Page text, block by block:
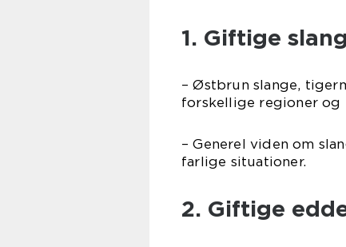
1. Giftige
– Østbrun slange,
forskellige regioner
– Generel viden om
farlige situationer.
2. Giftige